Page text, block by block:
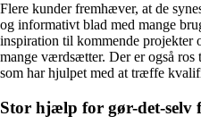
Flere kunder fremhæver, at de
og informativt blad med mange
inspiration til kommende projekter
mange værdsætter. Der er også
som har hjulpet med at træffe
Stor hjælp for gør-det-selv